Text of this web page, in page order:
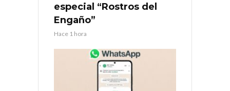
especial “Rostros del
Engaño”
Hace 1 hora